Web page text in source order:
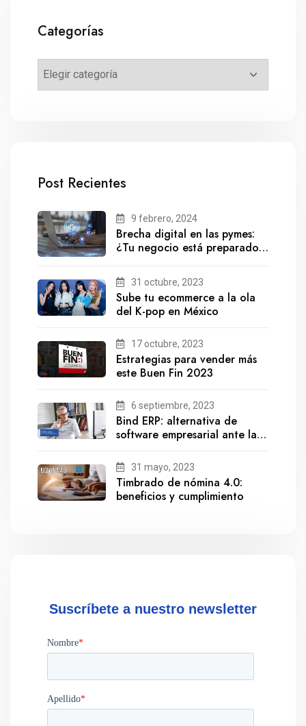
Categorías
Post Recientes
9 febrero, 2024
Brecha digital en las pymes:
¿Tu negocio está preparado
31 octubre, 2023
Sube tu ecommerce a la ola
del K-pop en México
17 octubre, 2023
Estrategias para vender más
este Buen Fin 2023
6 septiembre, 2023
Bind ERP: alternativa de
software empresarial ante la
31 mayo, 2023
Timbrado de nómina 4.0:
beneficios y cumplimiento
Suscríbete a nuestro newsletter